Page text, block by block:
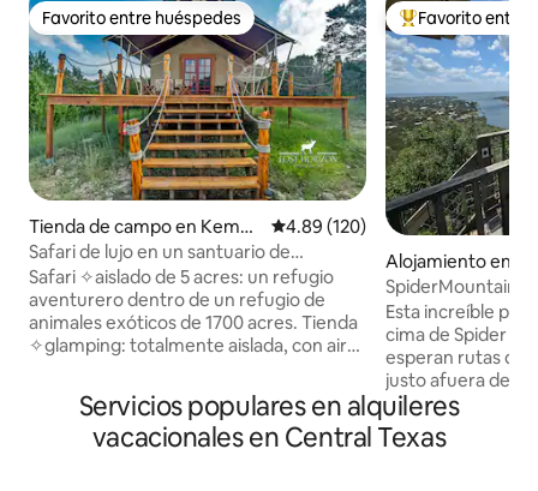
Favorito entre huéspedes
Favorito entre huéspedes
Tienda de campo en Kempn
er
Calificación promedio: 4.89 de
4.89 (120)
Safari de lujo en un santuario de
animales con aire acondicionado
Safari ✧aislado de 5 acres: un refugio
aventurero dentro de un refugio de
animales exóticos de 1700 acres. Tienda
✧glamping: totalmente aislada, con aire
comodidad durante todo el año. Acceso
al✧ río a solo 3,5 millas de la tienda: lugar
privado en el río Lampasas para pescar,
Favorito entre
Favorito entre
Alojamiento en
SpiderMountain-
Jacuzzi-Sala de
Esta increíble
cima de Spider
esperan rutas de
justo afuera de tu
lago Buchanan.
de estar del piso
impresionantes
Servicios populares en alquileres
vacacionales en Central Texas